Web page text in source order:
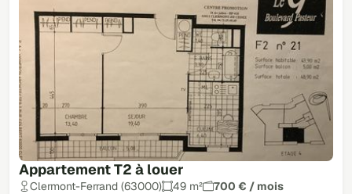
Appartement T2 à louer
Clermont-Ferrand (63000) 49 m²
700 € / mois